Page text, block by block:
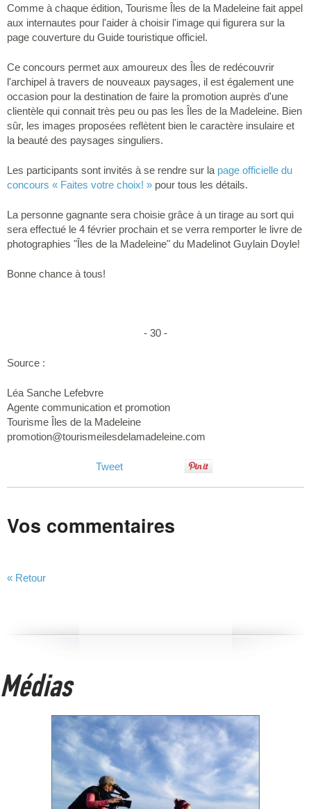
Comme à chaque édition, Tourisme Îles de la Madeleine fait appel
aux internautes pour l'aider à choisir l'image qui figurera sur la
page couverture du Guide touristique officiel.
Ce concours permet aux amoureux des Îles de redécouvrir
l'archipel à travers de nouveaux paysages, il est également une
occasion pour la destination de faire la promotion auprès d'une
clientèle qui connait très peu ou pas les Îles de la Madeleine. Bien
sûr, les images proposées reflètent bien le caractère insulaire et
la beauté des paysages singuliers.
Les participants sont invités à se rendre sur la page officielle du
concours « Faites votre choix! » pour tous les détails.
La personne gagnante sera choisie grâce à un tirage au sort qui
sera effectué le 4 février prochain et se verra remporter le livre de
photographies "Îles de la Madeleine" du Madelinot Guylain Doyle!
Bonne chance à tous!
- 30 -
Source :
Léa Sanche Lefebvre
Agente communication et promotion
Tourisme Îles de la Madeleine
promotion@tourismeilesdelamadeleine.com
Tweet
Vos commentaires
« Retour
Médias